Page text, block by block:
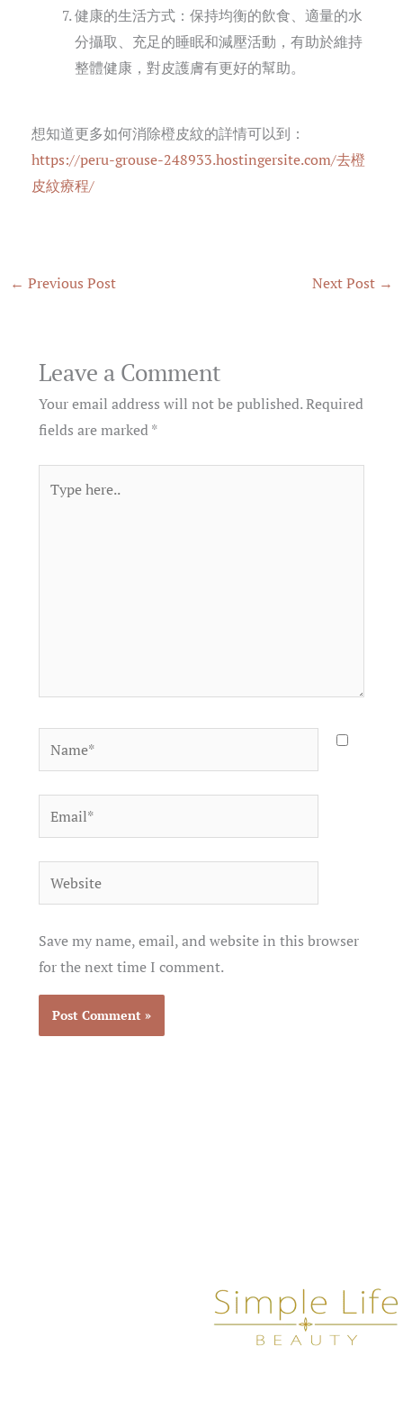
健康的生活方式：保持均衡的飲食、適量的水
分攝取、充足的睡眠和減壓活動，有助於維持
整體健康，對皮護膚有更好的幫助。
想知道更多如何消除橙皮紋的詳情可以到：
https://peru-grouse-248933.hostingersite.com/去橙
皮紋療程/
← Previous Post Next Post →
Leave a Comment
Your email address will not be published.Required
fields are marked*
here..
Email*
Website
Save my name, email, and website in this browser
for the next time I comment.